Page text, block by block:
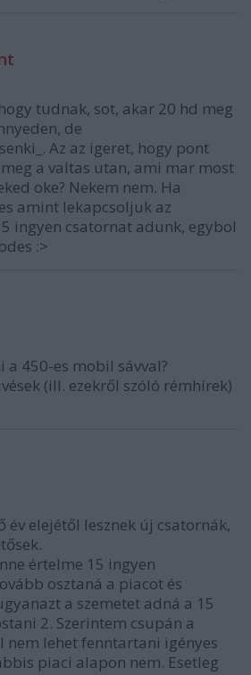
tudnak, sot, akar 20 hd meg
de
Az az igeret, hogy pont
a valtas utan, ami mar most
oke? Nekem nem. Ha
amint lekapcsoljuk az
ingyen csatornat adunk, egybol
:>
a 450-es mobil sávval?
(ill. ezekről szóló rémhírek)
év elejétől lesznek új csatornák,
értelme 15 ingyen
osztaná a piacot és
a szemetet adná a 15
2. Szerintem csupán a
nem lehet fenntartani igényes
piaci alapon nem. Esetleg